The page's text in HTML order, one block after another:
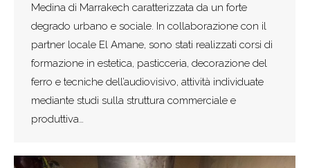
Medina di Marrakech caratterizzata da un forte
degrado urbano e sociale. In collaborazione con il
partner locale El Amane, sono stati realizzati corsi di
formazione in estetica, pasticceria, decorazione del
ferro e tecniche dell’audiovisivo, attività individuate
mediante studi sulla struttura commerciale e
produttiva…